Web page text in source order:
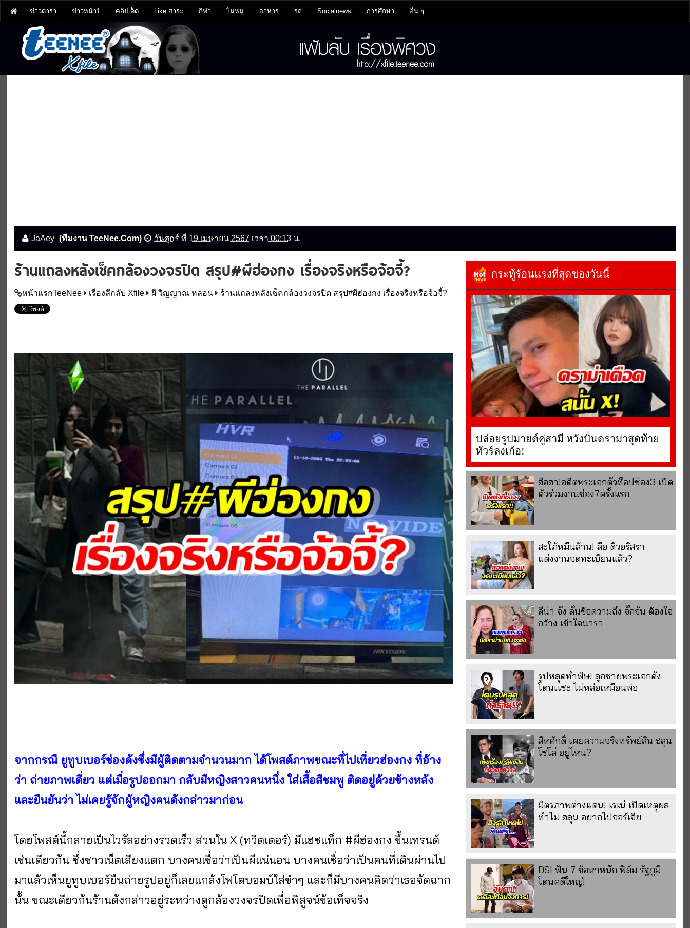
ข่าวดารา ข่าวหน้า1 คลิปเด็ด Like สาระ กีฬา ไม่หมู อาหาร รถ Socialnews การศึกษา อื่น ๆ
JaAey (ทีมงาน TeeNee.Com) วันศุกร์ ที่ 19 เมษายน 2567 เวลา 00:13 น.
ร้านแถลงหลังเช็คกล้องวงจรปิด สรุป#ผีฮ่องกง เรื่องจริงหรือจ้อจี้?
หน้าแรกTeeNee เรื่องลึกลับ Xfile ผี วิญญาณ หลอน ร้านแถลงหลังเช็คกล้องวงจรปิด สรุป#ผีฮ่องกง เรื่องจริงหรือจ้อจี้?
จากกรณี ยูทูบเบอร์ช่องดังซึ่งมีผู้ติดตามจำนวนมาก ได้โพสต์ภาพขณะที่ไปเที่ยวฮ่องกง ที่อ้าง
ว่า ถ่ายภาพเดี่ยว แต่เมื่อรูปออกมา กลับมีหญิงสาวคนหนึ่ง ใส่เสื้อสีชมพู ติดอยู่ด้วยข้างหลัง
และยืนยันว่า ไม่เคยรู้จักผู้หญิงคนดังกล่าวมาก่อน
โดยโพสต์นี้กลายเป็นไวรัลอย่างรวดเร็ว ส่วนใน X (ทวิตเตอร์) มีแฮชแท็ก #ผีฮ่องกง ขึ้นเทรนด์
เช่นเดียวกัน ซึ่งชาวเน็ตเสียงแตก บางคนเชื่อว่าเป็นผีแน่นอน บางคนเชื่อว่าเป็นคนที่เดินผ่านไป
มาแล้วเห็นยูทูบเบอร์ยืนถ่ายรูปอยู่ก็เลยแกล้งโฟโตบอมบ์ใส่ขำๆ และก็มีบางคนคิดว่าเธอจัดฉาก
นั้น ขณะเดียวกันร้านดังกล่าวอยู่ระหว่างดูกล้องวงจรปิดเพื่อพิสูจน์ข้อเท็จจริง
กระทู้ร้อนแรงที่สุดของวันนี้
ปล่อยรูปมายด์คู่สามี หวังปั่นดราม่าสุดท้าย
ทัวร์ลงเก้อ!
ฮือฮา!อดีตพระเอกตัวท็อปช่อง3 เปิด
ตัวร่วมงานช่อง7ครั้งแรก
สะใภ้หมื่นล้าน! ลือ ดิวอริสรา
แต่งงานจดทะเบียนแล้ว?
ลีน่า จัง ลั่นข้อความถึง จั๊กจั่น ต้องใจ
กว้าง เข้าใจนารา
รูปหลุดทำพิษ! ลูกชายพระเอกดัง
โดนเเซะ ไม่หล่อเหมือนพ่อ
สีหศักดิ์ เผยความจริงทรัพย์สิน ฮลุน
โซโล่ อยู่ไหน?
มิตรภาพต่างแดน! เรเน่ เปิดเหตุผล
ทำไม ฮลุน อยากไปจอร์เจีย
DSI ฟัน 7 ข้อหาหนัก ฟิล์ม รัฐภูมิ
โดนคดีใหญ่!